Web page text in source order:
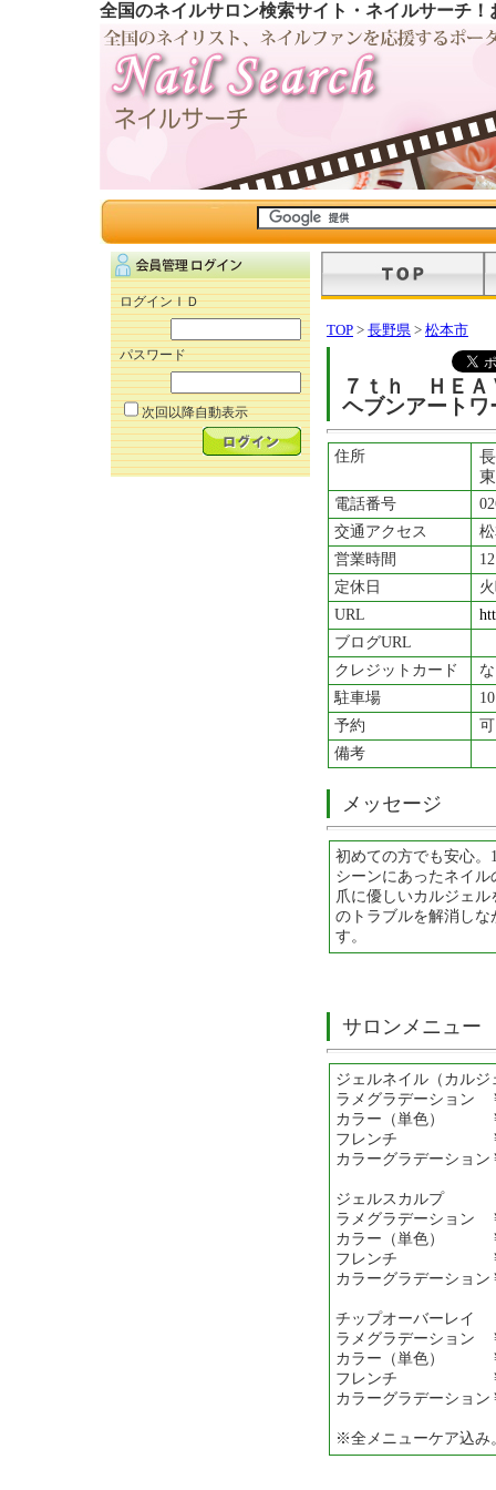
全国のネイルサロン検索サイト・ネイルサーチ
ログインＩＤ
パスワード
次回以降自動表示
TOP > 長野県 > 松本市
７ｔｈ ＨＥＡ
ヘブンアートワ
住所
東
電話番号
交通アクセス
営業時間
定休日
URL
ブログURL
クレジットカード
駐車場
予約
可
備考
メッセージ
初めての方でも安心。
シーンにあったネイ
爪に優しいカルジェ
のトラブルを解消しな
す。
サロンメニュー
ジェルネイル（カルジ
ラメグラデーション
カラー（単色）
フレンチ ￥
カラーグラデーション
ジェルスカルプ
ラメグラデーション
カラー（単色） ￥
フレンチ ￥
カラーグラデーション
チップオーバーレイ
ラメグラデーション
カラー（単色） ￥
フレンチ ￥
カラーグラデーション
※全メニューケア込